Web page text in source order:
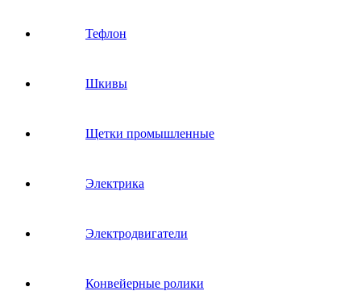
Тефлон
Шкивы
Щетки промышленные
Электрика
Электродвигатели
Конвейерные ролики